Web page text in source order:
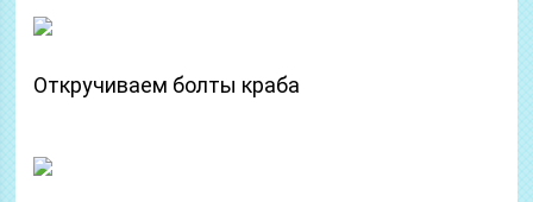
Откручиваем болты краба